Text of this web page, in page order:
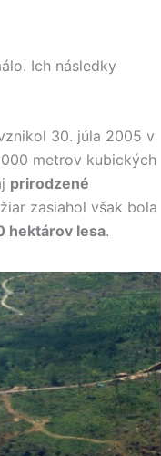
Ich následky
30. júla 2005 v
metrov kubických
prirodzené
zasiahol však bola
hektárov lesa.